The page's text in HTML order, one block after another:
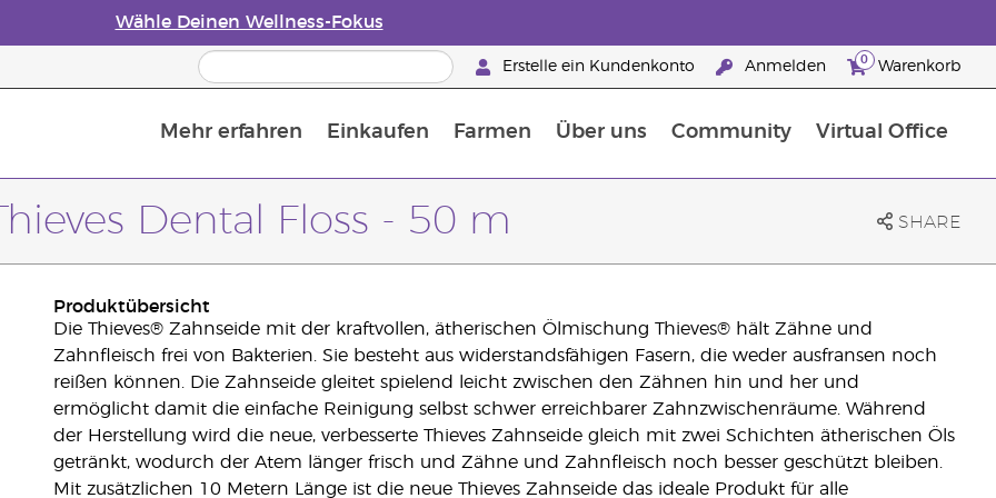
Wähle Deinen Wellness-Fokus
Erstelle ein Kundenkonto Anmelden 0 Warenkorb
Mehr erfahren Einkaufen Farmen Über uns Community Virtual Office
Dental Floss - 50 m SHARE
Produktübersicht
Die Thieves® Zahnseide mit der kraftvollen, ätherischen Ölmischung Thieves® hält Zähne und
Zahnfleisch frei von Bakterien. Sie besteht aus widerstandsfähigen Fasern, die weder ausfransen noch
reißen können. Die Zahnseide gleitet spielend leicht zwischen den Zähnen hin und her und
ermöglicht damit die einfache Reinigung selbst schwer erreichbarer Zahnzwischenräume. Während
der Herstellung wird die neue, verbesserte Thieves Zahnseide gleich mit zwei Schichten ätherischen Öls
getränkt, wodurch der Atem länger frisch und Zähne und Zahnfleisch noch besser geschützt bleiben.
Mit zusätzlichen 10 Metern Länge ist die neue Thieves Zahnseide das ideale Produkt für alle